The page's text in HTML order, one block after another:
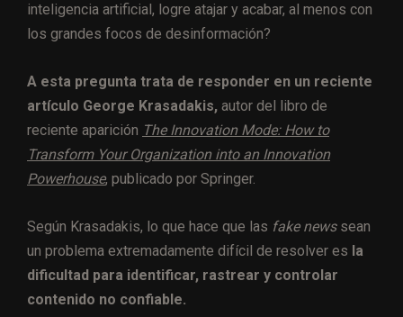
inteligencia artificial, logre atajar y acabar, al menos con
los grandes focos de desinformación?
A esta pregunta trata de responder en un reciente
artículo George Krasadakis, autor del libro de
reciente aparición The Innovation Mode: How to
Transform Your Organization into an Innovation
Powerhouse, publicado por Springer.
Según Krasadakis, lo que hace que las fake newssean
un problema extremadamente difícil de resolver es la
dificultad para identificar, rastrear y controlar
contenido no confiable.